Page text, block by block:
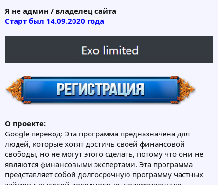
Я не админ / владелец сайта
Старт был 14.09.2020 года
О проекте:
Google перевод: Эта программа предназначена для
людей, которые хотят достичь своей финансовой
свободы, но не могут этого сделать, потому что они не
являются финансовыми экспертами. Эта программа
представляет собой долгосрочную программу частных